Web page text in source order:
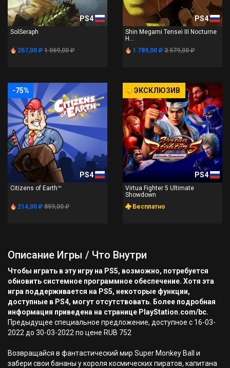
PS4
SolSeraph
267,00 ₽ 1 069,00 ₽
PS4
Shin Megami Tensei III Nocturne
H...
1 789,00 ₽ 3 579,00 ₽
-75%
PS4
Citizens of Earth™
214,00 ₽ 859,00 ₽
ЭКСКЛЮЗИВ
PS4
Virtua Fighter 5 Ultimate
Showdown
Бесплатно
Описание Игры / Что Внутри
Чтобы играть в эту игру на PS5, возможно, потребуется
обновить системное программное обеспечение. Хотя эта
игра поддерживается на PS5, некоторые функции,
доступные в PS4, могут отсутствовать. Более подробная
информация приведена на странице PlayStation.com/bc.
Предыдущее специальное предложение, доступное с 16-03-
2022 до 30-03-2022 по цене RUB 752
Возвращайся в фантастический мир Super Monkey Ball и
забери свои бананы у короля космических пиратов, капитана